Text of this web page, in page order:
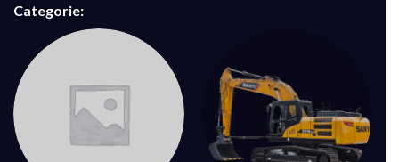
Categorie: